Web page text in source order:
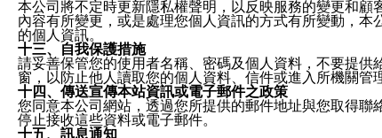
本公司將不定時更新隱私權聲明，以反映服務的變更和
內容有所變更，或是處理您個人資訊的方式有所變動，
的個人資訊。
十三、自我保護措施
請妥善保管您的使用者名稱、密碼及個人資料，不要提
窗，以防止他人讀取您的個人資料、信件或進入所機關管
十四、傳送宣傳本站資訊或電子郵件之政策
您同意本公司網站，透過您所提供的郵件地址與您取得
停止接收這些資料或電子郵件。
十五、訊息通知